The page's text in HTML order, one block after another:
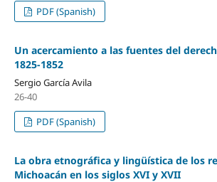
PDF (Spanish)
Un acercamiento a las fuentes del
1825-1852
Sergio García Avila
26-40
PDF (Spanish)
La obra etnográfica y lingüística de los
Michoacán en los siglos XVI y XVII